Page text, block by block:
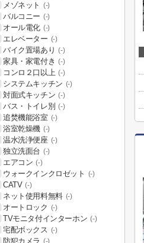
メゾネット (-)
バルコニー (-)
オール電化 (-)
エレベーター (-)
バイク置場あり (-)
家具・家電付き (-)
コンロ２口以上 (-)
システムキッチン (-)
対面式キッチン (-)
バス・トイレ別 (-)
追焚機能浴室 (-)
浴室乾燥機 (-)
温水洗浄便座 (-)
独立洗面台 (-)
エアコン (-)
ウォークインクロゼット (-)
CATV (-)
ネット使用料無料 (-)
オートロック (-)
TVモニタ付インターホン (-)
宅配ボックス (-)
防犯カメラ (-)